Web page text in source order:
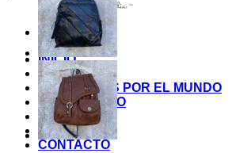
INICIO
TIENDA
MIS COSITAS POR EL MUNDO
EL COMIENZO
BLOG
PAGOS
CONTACTO